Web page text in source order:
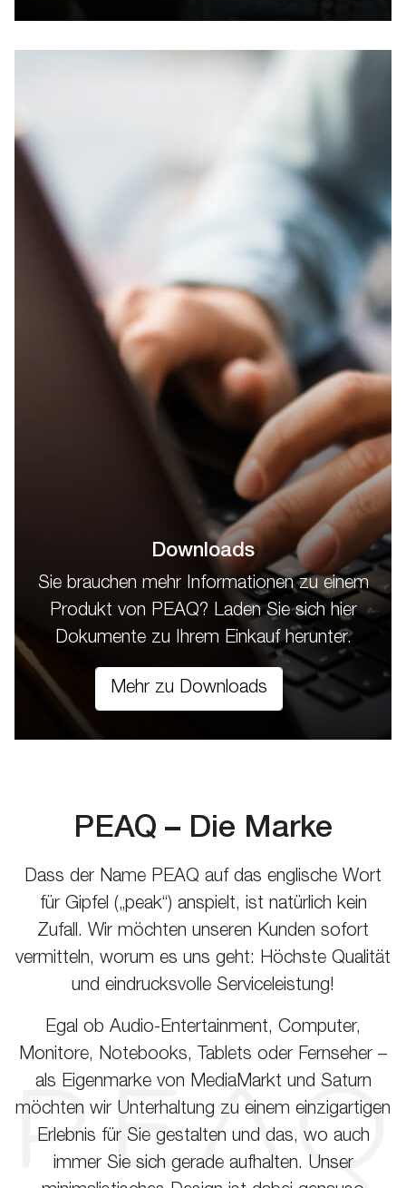
Downloads
Sie brauchen mehr Informationen zu einem
Produkt von PEAQ? Laden Sie sich hier
Dokumente zu Ihrem Einkauf herunter.
Mehr zu Downloads
PEAQ – Die Marke
Dass der Name PEAQ auf das englische Wort
für Gipfel („peak“) anspielt, ist natürlich kein
Zufall. Wir möchten unseren Kunden sofort
vermitteln, worum es uns geht: Höchste Qualität
und eindrucksvolle Serviceleistung!
Egal ob Audio-Entertainment, Computer,
Monitore, Notebooks, Tablets oder Fernseher –
als Eigenmarke von MediaMarkt und Saturn
möchten wir Unterhaltung zu einem einzigartigen
Erlebnis für Sie gestalten und das, wo auch
immer Sie sich gerade aufhalten. Unser